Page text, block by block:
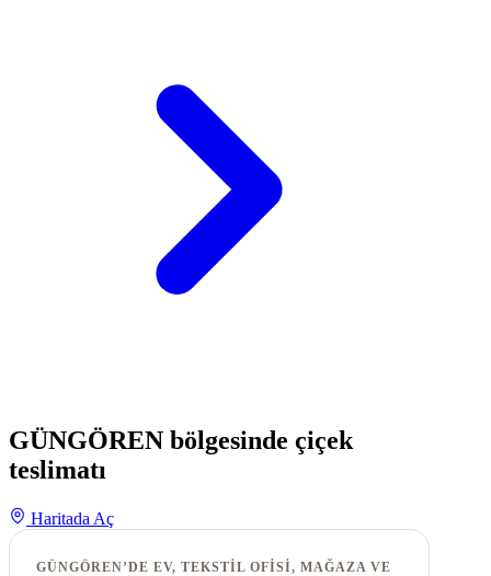
GÜNGÖREN bölgesinde çiçek
teslimatı
Haritada Aç
GÜNGÖREN’DE EV, TEKSTIL OFISI, MAĞAZA VE